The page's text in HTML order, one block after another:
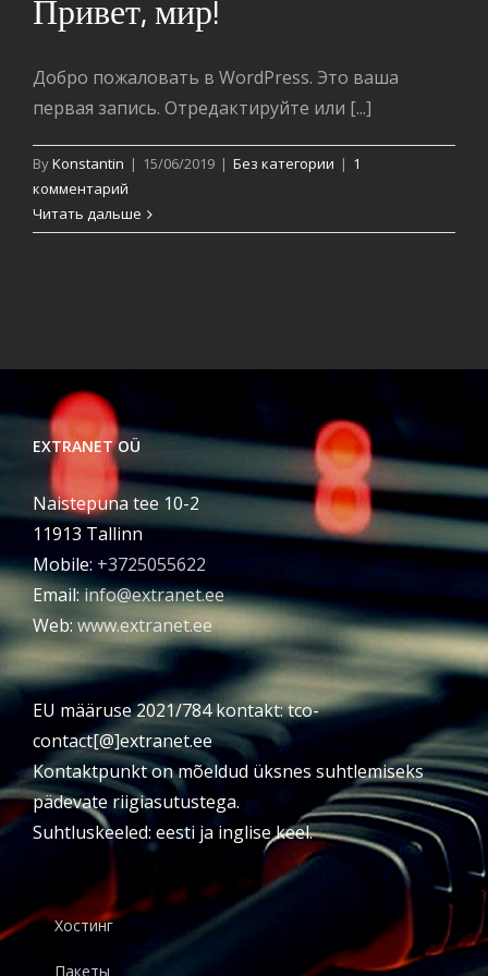
Привет, мир!
Добро пожаловать в WordPress. Это ваша
первая запись. Отредактируйте или [...]
ByKonstantin | 15/06/2019 | Без категории | 1
комментарий
Читать дальше
EXTRANET OÜ
Naistepuna tee 10-2
11913 Tallinn
Mobile: +3725055622
Email:info@extranet.ee
Web: www.extranet.ee
EU määruse 2021/784 kontakt: tco-
contact[@]extranet.ee
Kontaktpunkt on mõeldud üksnes suhtlemiseks
pädevate riigiasutustega.
Suhtluskeeled: eesti ja inglise keel.
Хостинг
Пакеты